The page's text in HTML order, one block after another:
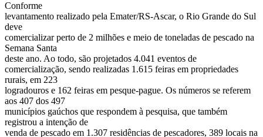
Conforme
levantamento realizado pela Emater/RS-Ascar, o Rio Grande do Sul
deve
comercializar perto de 2 milhões e meio de toneladas de pescado na
Semana Santa
deste ano. Ao todo, são projetados 4.041 eventos de
comercialização, sendo realizadas 1.615 feiras em propriedades
rurais, em 223
logradouros e 162 feiras em pesque-pague. Os números se referem
aos 407 dos 497
municípios gaúchos que respondem à pesquisa, que também
registrou a intenção de
venda de pescado em 1.307 residências de pescadores, 389 locais na